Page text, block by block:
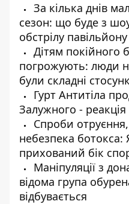
За кілька днів
сезон: що буде з
обстрілу павільйону
Дітям покійного
погрожують: люди
були складні
Гурт Антитіла
Залужного - реакція
Спроби
небезпека ботокса:
прихований бік
Маніпуляції з
відома група
відбувається